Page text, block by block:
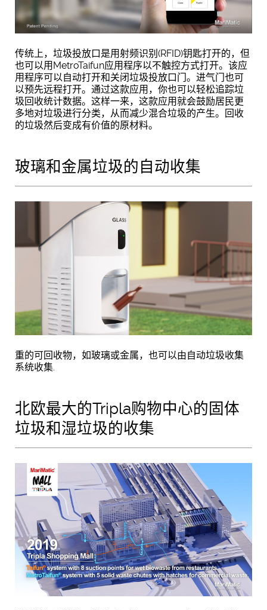
传统上，垃圾投放口是用射频识别(RFID)钥匙打开的，但
也可以用MetroTaifun应用程序以不触控方式打开。该应
用程序可以自动打开和关闭垃圾投放口门。进气门也可
以预先远程打开。通过这款应用，你也可以轻松追踪垃
圾回收统计数据。这样一来，这款应用就会鼓励居民更
多地对垃圾进行分类，从而减少混合垃圾的产生。回收
的垃圾然后变成有价值的原材料。
玻璃和金属垃圾的自动收集
重的可回收物，如玻璃或金属，也可以由自动垃圾收集
系统收集.
北欧最大的Tripla购物中心的固体
垃圾和湿垃圾的收集